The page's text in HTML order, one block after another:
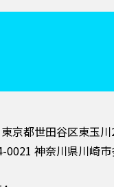
京都世田谷区東玉
0021 神奈川県川崎